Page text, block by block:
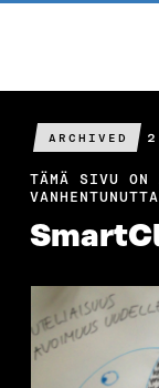
ARCHIVED
TÄMÄ SIVU ON